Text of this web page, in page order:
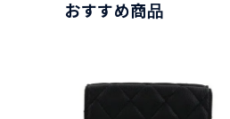
おすすめ商品